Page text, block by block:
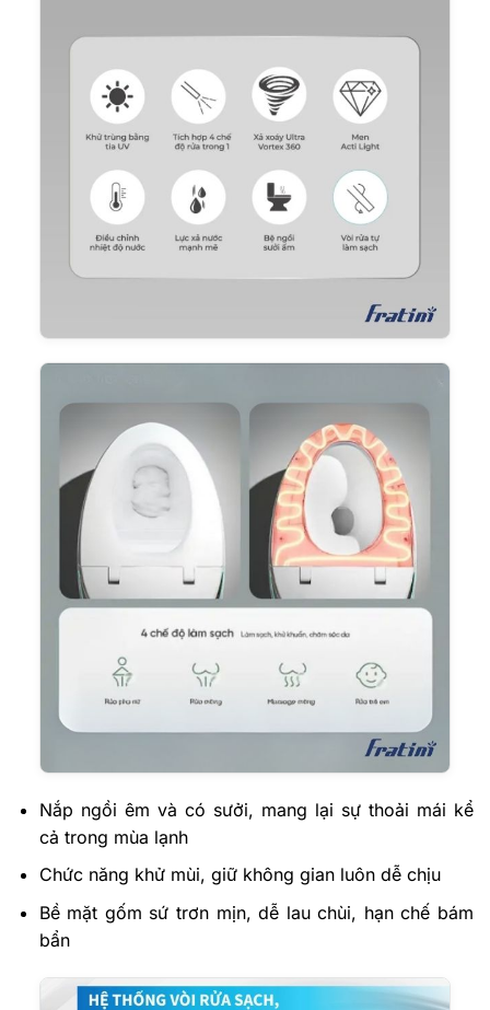
Nắp ngồi êm và có sưởi, mang lại sự thoải mái kể
cả trong mùa lạnh
Chức năng khử mùi, giữ không gian luôn dễ chịu
Bề mặt gốm sứ trơn mịn, dễ lau chùi, hạn chế bám
bẩn